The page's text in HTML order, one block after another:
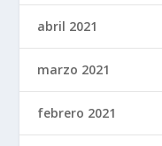
abril 2021
marzo 2021
febrero 2021